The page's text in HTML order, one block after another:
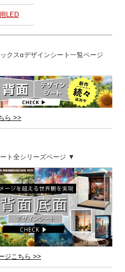
LED
クスαデザインシート一覧ページ
ら >>
ト全シリーズページ ▼
ジこちら >>